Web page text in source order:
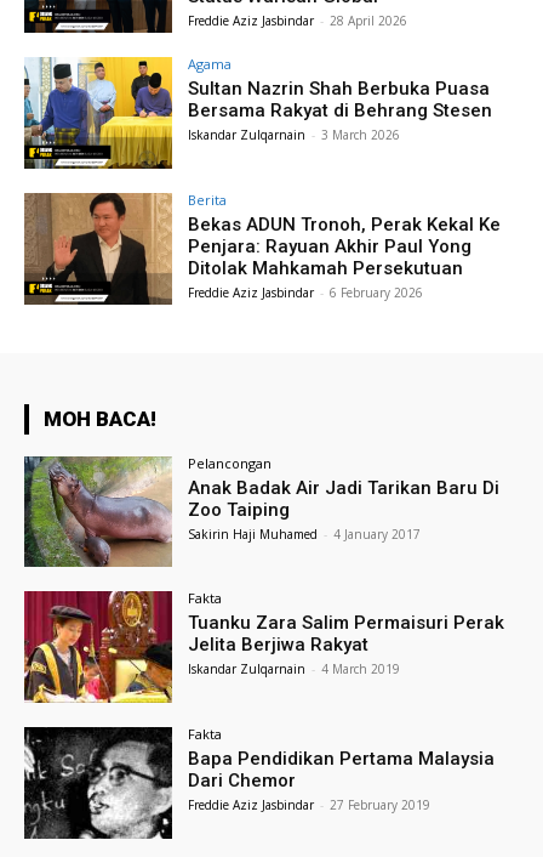
Freddie Aziz Jasbindar - 28 April 2026
Agama
Sultan Nazrin Shah Berbuka Puasa
Bersama Rakyat di Behrang Stesen
Iskandar Zulqarnain - 3 March 2026
Berita
Bekas ADUN Tronoh, Perak Kekal Ke
Penjara: Rayuan Akhir Paul Yong
Ditolak Mahkamah Persekutuan
Freddie Aziz Jasbindar - 6 February 2026
MOH BACA!
Pelancongan
Anak Badak Air Jadi Tarikan Baru Di
Zoo Taiping
Sakirin Haji Muhamed - 4 January 2017
Fakta
Tuanku Zara Salim Permaisuri Perak
Jelita Berjiwa Rakyat
Iskandar Zulqarnain - 4 March 2019
Fakta
Bapa Pendidikan Pertama Malaysia
Dari Chemor
Freddie Aziz Jasbindar - 27 February 2019